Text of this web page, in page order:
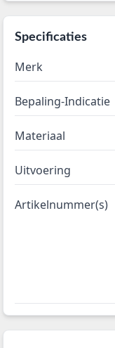
Specificaties
Merk
Bepaling-Indicatie
Materiaal
Uitvoering
Artikelnummer(s)